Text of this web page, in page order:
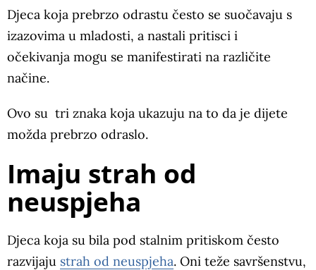
Djeca koja prebrzo odrastu često se suočavaju s
izazovima u mladosti, a nastali pritisci i
očekivanja mogu se manifestirati na različite
načine.
Ovo su tri znaka koja ukazuju na to da je dijete
možda prebrzo odraslo.
Imaju strah od
neuspjeha
Djeca koja su bila pod stalnim pritiskom često
razvijaju strah od neuspjeha. Oni teže savršenstvu,